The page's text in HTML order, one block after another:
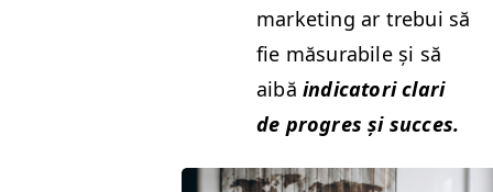
mar­ket­ing ar tre­bui să
fie măsura­bile și să
aibă indi­ca­tori clari
de pro­gres și succes.